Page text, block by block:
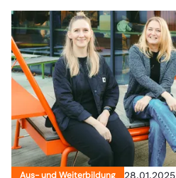
Aus- und Weiterbildung 28.01.2025